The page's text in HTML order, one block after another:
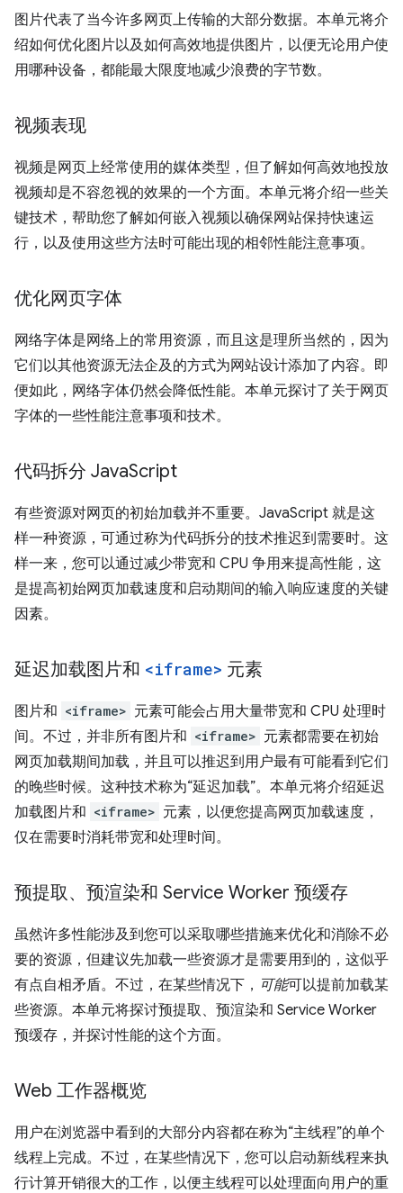
图片代表了当今许多网页上传输的大部分数据。本单元将介
绍如何优化图片以及如何高效地提供图片，以便无论用户使
用哪种设备，都能最大限度地减少浪费的字节数。
视频表现
视频是网页上经常使用的媒体类型，但了解如何高效地投放
视频却是不容忽视的效果的一个方面。本单元将介绍一些关
键技术，帮助您了解如何嵌入视频以确保网站保持快速运
行，以及使用这些方法时可能出现的相邻性能注意事项。
优化网页字体
网络字体是网络上的常用资源，而且这是理所当然的，因为
它们以其他资源无法企及的方式为网站设计添加了内容。即
便如此，网络字体仍然会降低性能。本单元探讨了关于网页
字体的一些性能注意事项和技术。
代码拆分 JavaScript
有些资源对网页的初始加载并不重要。JavaScript 就是这
样一种资源，可通过称为代码拆分的技术推迟到需要时。这
样一来，您可以通过减少带宽和 CPU 争用来提高性能，这
是提高初始网页加载速度和启动期间的输入响应速度的关键
因素。
延迟加载图片和 <iframe> 元素
图片和 <iframe> 元素可能会占用大量带宽和 CPU 处理时
间。不过，并非所有图片和 <iframe> 元素都需要在初始
网页加载期间加载，并且可以推迟到用户最有可能看到它们
的晚些时候。这种技术称为“延迟加载”。 本单元将介绍延迟
加载图片和 <iframe> 元素，以便您提高网页加载速度，
仅在需要时消耗带宽和处理时间。
预提取、预渲染和 Service Worker 预缓存
虽然许多性能涉及到您可以采取哪些措施来优化和消除不必
要的资源，但建议先加载一些资源才是需要用到的，这似乎
有点自相矛盾。不过，在某些情况下， 可能可以提前加载某
些资源。本单元将探讨预提取、预渲染和 Service Worker
预缓存，并探讨性能的这个方面。
Web 工作器概览
用户在浏览器中看到的大部分内容都在称为“主线程”的单个
线程上完成。 不过，在某些情况下，您可以启动新线程来执
行计算开销很大的工作，以便主线程可以处理面向用户的重